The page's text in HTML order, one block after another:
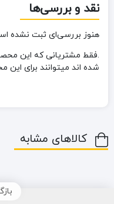
نقد و بررسی‌ها
هنوز بررسی‌ای ثبت نشده
.فقط مشتریانی که این
شده اند میتوانند برای این
کالاهای مشابه